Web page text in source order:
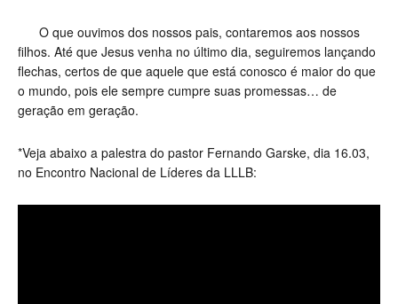
O que ouvimos dos nossos pais, contaremos aos nossos
filhos. Até que Jesus venha no último dia, seguiremos lançando
flechas, certos de que aquele que está conosco é maior do que
o mundo, pois ele sempre cumpre suas promessas… de
geração em geração.
*Veja abaixo a palestra do pastor Fernando Garske, dia 16.03,
no Encontro Nacional de Líderes da LLLB: